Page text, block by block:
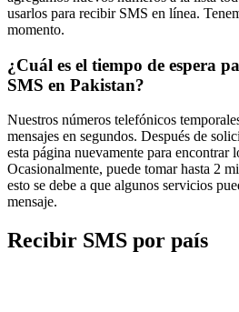
usarlos para recibir SMS en línea.
momento.
¿Cuál es el tiempo de espera
SMS en Pakistan?
Nuestros números telefónicos
mensajes en segundos. Después de
esta página nuevamente para encontrar
Ocasionalmente, puede tomar hasta 2
esto se debe a que algunos servicios
mensaje.
Recibir SMS por país